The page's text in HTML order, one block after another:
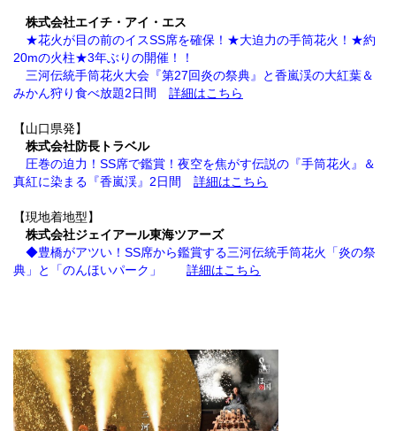
株式会社エイチ・アイ・エス
★花火が目の前のイスSS席を確保！★大迫力の手筒花火！★約
20mの火柱★3年ぶりの開催！！
三河伝統手筒花火大会『第27回炎の祭典』と香嵐渓の大紅葉＆
みかん狩り食べ放題2日間
詳細はこちら
【山口県発】
株式会社防長トラベル
圧巻の迫力！SS席で鑑賞！夜空を焦がす伝説の『手筒花火』＆
真紅に染まる『香嵐渓』2日間
詳細はこちら
【現地着地型】
株式会社ジェイアール東海ツアーズ
◆豊橋がアツい！SS席から鑑賞する三河伝統手筒花火「炎の祭
典」と「のんほいパーク」
詳細はこちら